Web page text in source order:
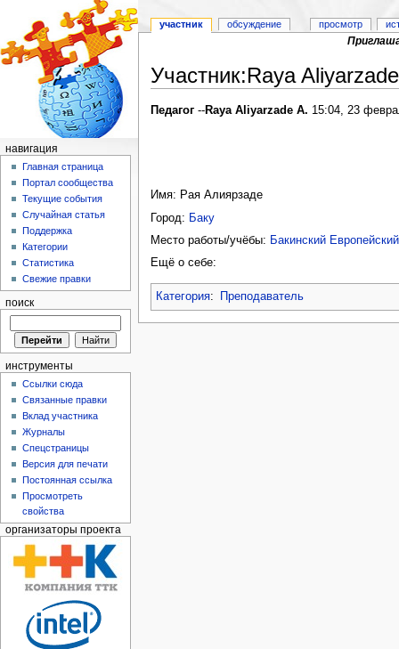
Участник:Raya
Педагог--Raya Aliyarzade A. 15:04, 23
Имя: Рая Алиярзаде
Город: Баку
Место работы/учёбы: Бакинский
Ещё о себе:
Категория: Преподаватель
участник обсуждение просмотр
навигация
Главная страница
Портал сообщества
Текущие события
Случайная статья
Поддержка
Категории
Статистика
Свежие правки
поиск
инструменты
Ссылки сюда
Связанные правки
Вклад участника
Журналы
Спецстраницы
Версия для печати
Постоянная ссылка
Просмотреть
свойства
организаторы проекта